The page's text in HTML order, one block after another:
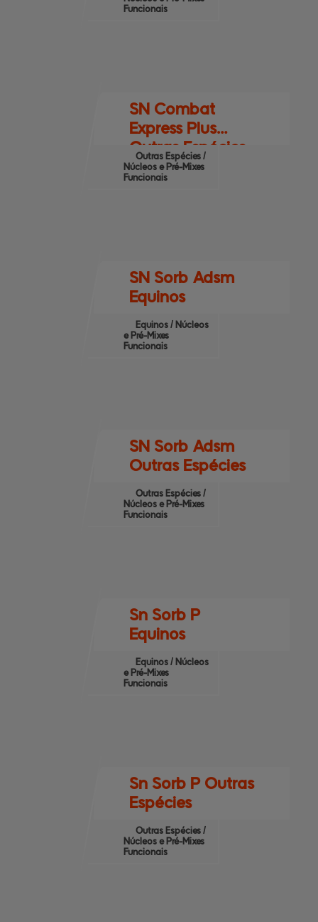
Funcionais
SN Combat
Express Plus
Outras Espécies
Outras Espécies /
Núcleos e Pré-Mixes
Funcionais
SN Sorb Adsm
Equinos
Equinos / Núcleos
e Pré-Mixes
Funcionais
SN Sorb Adsm
Outras Espécies
Outras Espécies /
Núcleos e Pré-Mixes
Funcionais
Sn Sorb P
Equinos
Equinos / Núcleos
e Pré-Mixes
Funcionais
Sn Sorb P Outras
Espécies
Outras Espécies /
Núcleos e Pré-Mixes
Funcionais